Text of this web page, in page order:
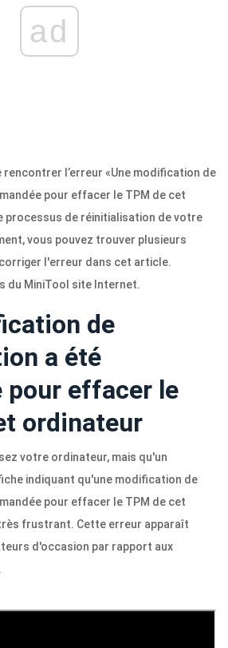
ad
rencontrer l’erreur «Une modification de
pour effacer le TPM de cet
processus de réinitialisation de votre
vous pouvez trouver plusieurs
l'erreur dans cet article.
du MiniTool site Internet.
de
a été
pour effacer le
ordinateur
votre ordinateur, mais qu'un
indiquant qu'une modification de
pour effacer le TPM de cet
frustrant. Cette erreur apparaît
d'occasion par rapport aux